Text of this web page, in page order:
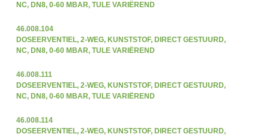
NC, DN8, 0-60 MBAR, TULE VARIËREND
46.008.104
DOSEERVENTIEL, 2-WEG, KUNSTSTOF, DIRECT GESTUURD,
NC, DN8, 0-60 MBAR, TULE VARIËREND
46.008.111
DOSEERVENTIEL, 2-WEG, KUNSTSTOF, DIRECT GESTUURD,
NC, DN8, 0-60 MBAR, TULE VARIËREND
46.008.114
DOSEERVENTIEL, 2-WEG, KUNSTSTOF, DIRECT GESTUURD,